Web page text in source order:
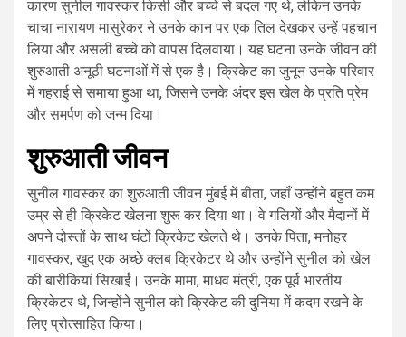
कारण सुनील गावस्कर किसी और बच्चे से बदल गए थे, लेकिन उनके
चाचा नारायण मासुरेकर ने उनके कान पर एक तिल देखकर उन्हें पहचान
लिया और असली बच्चे को वापस दिलवाया। यह घटना उनके जीवन की
शुरुआती अनूठी घटनाओं में से एक है। क्रिकेट का जुनून उनके परिवार
में गहराई से समाया हुआ था, जिसने उनके अंदर इस खेल के प्रति प्रेम
और समर्पण को जन्म दिया।
शुरुआती जीवन
सुनील गावस्कर का शुरुआती जीवन मुंबई में बीता, जहाँ उन्होंने बहुत कम
उम्र से ही क्रिकेट खेलना शुरू कर दिया था। वे गलियों और मैदानों में
अपने दोस्तों के साथ घंटों क्रिकेट खेलते थे। उनके पिता, मनोहर
गावस्कर, खुद एक अच्छे क्लब क्रिकेटर थे और उन्होंने सुनील को खेल
की बारीकियां सिखाईं। उनके मामा, माधव मंत्री, एक पूर्व भारतीय
क्रिकेटर थे, जिन्होंने सुनील को क्रिकेट की दुनिया में कदम रखने के
लिए प्रोत्साहित किया।